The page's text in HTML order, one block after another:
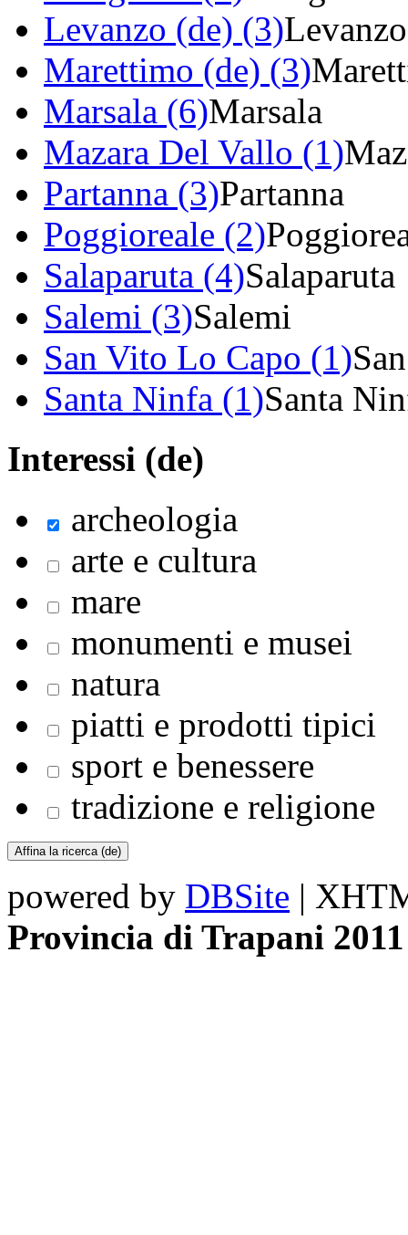
Levanzo (de) (3)Levanzo
Marettimo (de) (3)
Marsala (6)Marsala
Mazara Del Vallo (1)
Partanna (3)Partanna
Poggioreale (2)
Salaparuta (4)Salaparuta
Salemi (3)Salemi
San Vito Lo Capo (1)
Santa Ninfa (1)Santa
Interessi (de)
archeologia
arte e cultura
mare
monumenti e musei
natura
piatti e prodotti tipici
sport e benessere
tradizione e religione
powered by DBSite |
Provincia di Trapani 2011